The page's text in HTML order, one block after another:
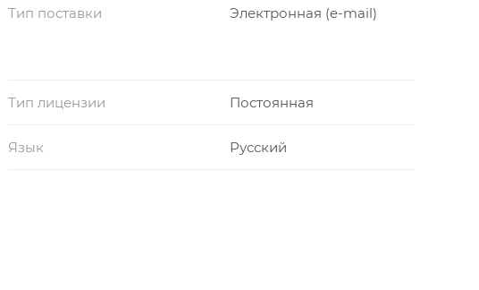
Тип поставки Электронная (e-mail)
Тип лицензии Постоянная
Язык Русский